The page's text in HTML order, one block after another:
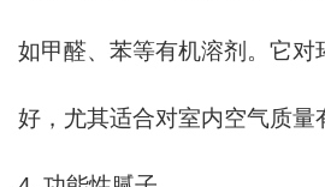
如甲醛、苯等有机溶剂。它对
好，尤其适合对室内空气质量